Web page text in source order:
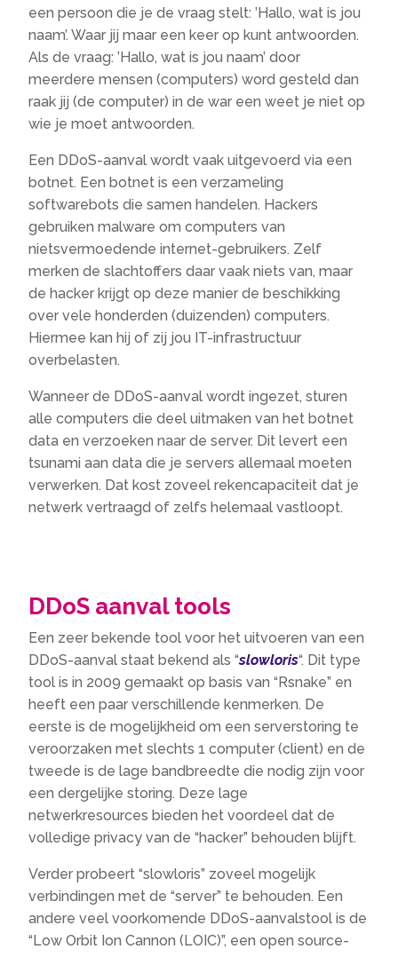
een persoon die je de vraag stelt: ’Hallo, wat is jou
naam’. Waar jij maar een keer op kunt antwoorden.
Als de vraag: ’Hallo, wat is jou naam’ door
meerdere mensen (computers) word gesteld dan
raak jij (de computer) in de war een weet je niet op
wie je moet antwoorden.
Een DDoS-aanval wordt vaak uitgevoerd via een
botnet. Een botnet is een verzameling
softwarebots die samen handelen. Hackers
gebruiken malware om computers van
nietsvermoedende internet-gebruikers. Zelf
merken de slachtoffers daar vaak niets van, maar
de hacker krijgt op deze manier de beschikking
over vele honderden (duizenden) computers.
Hiermee kan hij of zij jou IT-infrastructuur
overbelasten.
Wanneer de DDoS-aanval wordt ingezet, sturen
alle computers die deel uitmaken van het botnet
data en verzoeken naar de server. Dit levert een
tsunami aan data die je servers allemaal moeten
verwerken. Dat kost zoveel rekencapaciteit dat je
netwerk vertraagd of zelfs helemaal vastloopt.
DDoS aanval tools
Een zeer bekende tool voor het uitvoeren van een
DDoS-aanval staat bekend als “slowloris“. Dit type
tool is in 2009 gemaakt op basis van “Rsnake” en
heeft een paar verschillende kenmerken. De
eerste is de mogelijkheid om een ​​serverstoring te
veroorzaken met slechts 1 computer (client) en de
tweede is de lage bandbreedte die nodig zijn voor
een dergelijke storing. Deze lage
netwerkresources bieden het voordeel dat de
volledige privacy van de “hacker” behouden blijft.
Verder probeert “slowloris” zoveel mogelijk
verbindingen met de “server” te behouden. Een
andere veel voorkomende DDoS-aanvalstool is de
“Low Orbit Ion Cannon (LOIC)”, een open source-